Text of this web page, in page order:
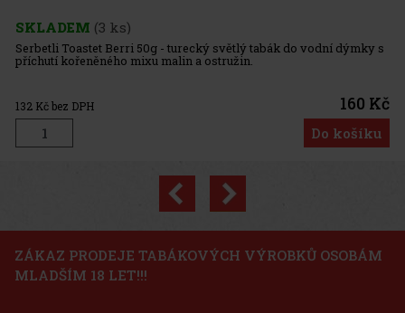
vodní dýmky s
160 Kč
Do košíku
Previous
ZÁKAZ PRODEJE TABÁKOVÝCH VÝROBKŮ OSOBÁM
MLADŠÍM 18 LET!!!